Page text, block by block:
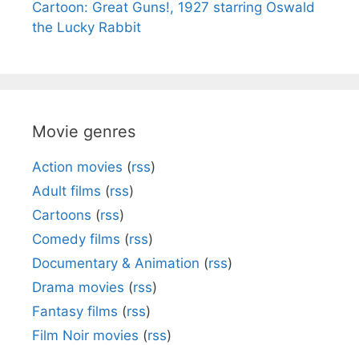
Cartoon: Great Guns!, 1927 starring Oswald
the Lucky Rabbit
Movie genres
Action movies (rss)
Adult films (rss)
Cartoons (rss)
Comedy films (rss)
Documentary & Animation (rss)
Drama movies (rss)
Fantasy films (rss)
Film Noir movies (rss)